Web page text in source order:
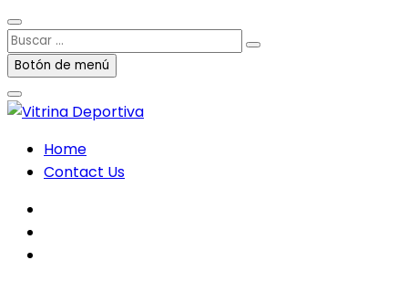
Buscar
…Botón de menú
Home
Contact Us